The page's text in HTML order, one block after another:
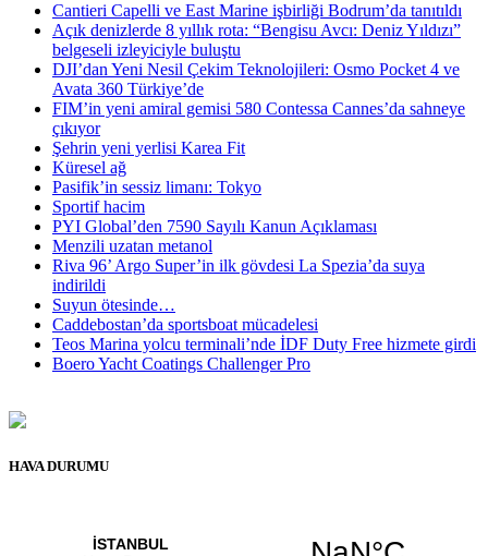
Cantieri Capelli ve East Marine işbirliği Bodrum’da tanıtıldı
Açık denizlerde 8 yıllık rota: “Bengisu Avcı: Deniz Yıldızı”
belgeseli izleyiciyle buluştu
DJI’dan Yeni Nesil Çekim Teknolojileri: Osmo Pocket 4 ve
Avata 360 Türkiye’de
FIM’in yeni amiral gemisi 580 Contessa Cannes’da sahneye
çıkıyor
Şehrin yeni yerlisi Karea Fit
Küresel ağ
Pasifik’in sessiz limanı: Tokyo
Sportif hacim
PYI Global’den 7590 Sayılı Kanun Açıklaması
Menzili uzatan metanol
Riva 96’ Argo Super’in ilk gövdesi La Spezia’da suya
indirildi
Suyun ötesinde…
Caddebostan’da sportsboat mücadelesi
Teos Marina yolcu terminali’nde İDF Duty Free hizmete girdi
Boero Yacht Coatings Challenger Pro
HAVA DURUMU